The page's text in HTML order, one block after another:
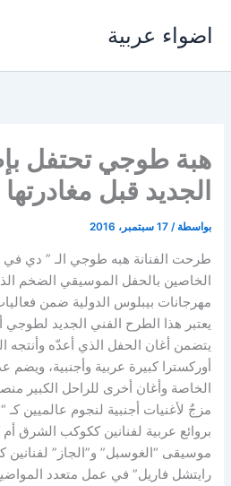
اضواء عربية
هبة طوجي تحتفل
الجديد قبل
بواسطة /17 سبتمبر، 2016
طرحت الفنانة هبه طوجي الـ ” دي في
الخاصين بالحفل الموسيقي الضخم
مهرجانات بيبلوس الدولية ضمن فعاليات
يعتبر هذا الطرح الفني الجديد لطوجي
يتضمن أغان الحفل الذي أعدّه وأنتجه
أوركسترا كبيرة عربية وأجنبية، ويضم
الخاصة وأغان أخرى للراحل الكبير
مزجٌ لأغنيات أجنبية لنجوم عالميين كـ
بروائع عربية لفنانين ككوكب الشرق
موسيقى “الغوسبل” و”الجاز” لفنانين
رايتشل فاريل” في عمل متعدد